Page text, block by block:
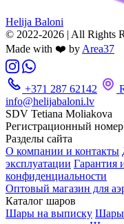
Helija Baloni
© 2022-2026 | All Rights
Made with ❤️ byArea37
+371 287 62142
info@helijabaloni.lv
SDV Tetiana Moliakova
Регистрационный
Разделы сайта
О компании и контакты
эксплуатации Гарантия
конфиденциальности
Оптовый магазин для
Каталог шаров
Шары на выписку Шары